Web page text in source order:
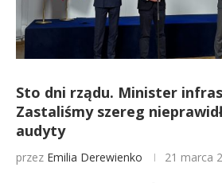
Sto dni rządu. Minister
Zastaliśmy szereg
audyty
przez Emilia Derewienko 21 marca